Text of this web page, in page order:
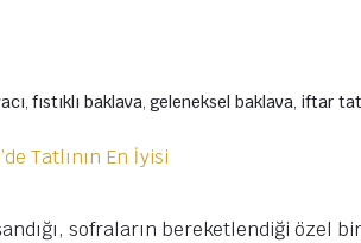
, fıstıklı baklava, geleneksel baklava, iftar
sofraların bereketlendiği özel